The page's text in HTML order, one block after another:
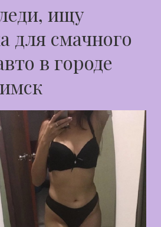
ищу
для смачного
в городе